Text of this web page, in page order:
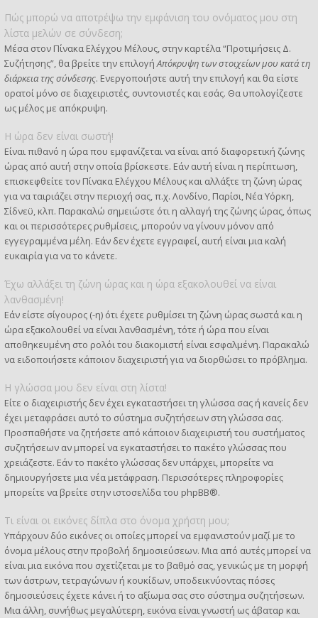
Πώς μπορώ να αποτρέψω την εμφάνιση του ονόματος μου στη
λίστα μελών σε σύνδεση;
Μέσα στον Πίνακα Ελέγχου Μέλους, στην καρτέλα “Προτιμήσεις Δ.
Συζήτησης”, θα βρείτε την επιλογήΑπόκρυψη των στοιχείων μου κατά τη
διάρκεια της σύνδεσης. Ενεργοποιήστε αυτή την επιλογή και θα είστε
ορατοί μόνο σε διαχειριστές, συντονιστές και εσάς. Θα υπολογίζεστε
ως μέλος με απόκρυψη.
Η ώρα δεν είναι σωστή!
Είναι πιθανό η ώρα που εμφανίζεται να είναι από διαφορετική ζώνης
ώρας από αυτή στην οποία βρίσκεστε. Εάν αυτή είναι η περίπτωση,
επισκεφθείτε τον Πίνακα Ελέγχου Μέλους και αλλάξτε τη ζώνη ώρας
για να ταιριάζει στην περιοχή σας, π.χ. Λονδίνο, Παρίσι, Νέα Υόρκη,
Σίδνεϋ, κλπ. Παρακαλώ σημειώστε ότι η αλλαγή της ζώνης ώρας, όπως
και οι περισσότερες ρυθμίσεις, μπορούν να γίνουν μόνον από
εγγεγραμμένα μέλη. Εάν δεν έχετε εγγραφεί, αυτή είναι μια καλή
ευκαιρία για να το κάνετε.
Έχω αλλάξει τη ζώνη ώρας και η ώρα εξακολουθεί να είναι
λανθασμένη!
Εάν είστε σίγουρος (-η) ότι έχετε ρυθμίσει τη ζώνη ώρας σωστά και η
ώρα εξακολουθεί να είναι λανθασμένη, τότε ή ώρα που είναι
αποθηκευμένη στο ρολόι του διακομιστή είναι εσφαλμένη. Παρακαλώ
να ειδοποιήσετε κάποιον διαχειριστή για να διορθώσει το πρόβλημα.
Η γλώσσα μου δεν είναι στη λίστα!
Είτε ο διαχειριστής δεν έχει εγκαταστήσει τη γλώσσα σας ή κανείς δεν
έχει μεταφράσει αυτό το σύστημα συζητήσεων στη γλώσσα σας.
Προσπαθήστε να ζητήσετε από κάποιον διαχειριστή του συστήματος
συζητήσεων αν μπορεί να εγκαταστήσει το πακέτο γλώσσας που
χρειάζεστε. Εάν το πακέτο γλώσσας δεν υπάρχει, μπορείτε να
δημιουργήσετε μια νέα μετάφραση. Περισσότερες πληροφορίες
μπορείτε να βρείτε στην ιστοσελίδα του phpBB®.
Τι είναι οι εικόνες δίπλα στο όνομα χρήστη μου;
Υπάρχουν δύο εικόνες οι οποίες μπορεί να εμφανιστούν μαζί με το
όνομα μέλους στην προβολή δημοσιεύσεων. Μια από αυτές μπορεί να
είναι μια εικόνα που σχετίζεται με το βαθμό σας, γενικώς με τη μορφή
των άστρων, τετραγώνων ή κουκίδων, υποδεικνύοντας πόσες
δημοσιεύσεις έχετε κάνει ή το αξίωμα σας στο σύστημα συζητήσεων.
Μια άλλη, συνήθως μεγαλύτερη, εικόνα είναι γνωστή ως άβαταρ και